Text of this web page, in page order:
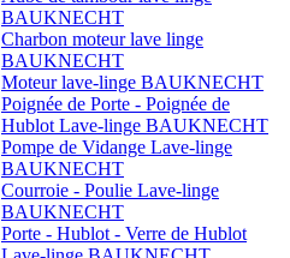
BAUKNECHT
Charbon moteur lave linge
BAUKNECHT
Moteur lave-linge BAUKNECHT
Poignée de Porte - Poignée de
Hublot Lave-linge BAUKNECHT
Pompe de Vidange Lave-linge
BAUKNECHT
Courroie - Poulie Lave-linge
BAUKNECHT
Porte - Hublot - Verre de Hublot